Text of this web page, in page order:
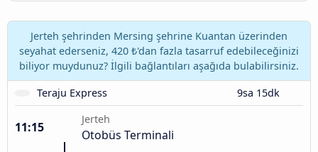
Jerteh şehrinden Mersing şehrine Kuantan üzerinden
seyahat ederseniz, 420 ₺'dan fazla tasarruf edebileceğinizi
biliyor muydunuz? İlgili bağlantıları aşağıda bulabilirsiniz.
Teraju Express
9sa 15dk
11:15
Jerteh
Otobüs Terminali